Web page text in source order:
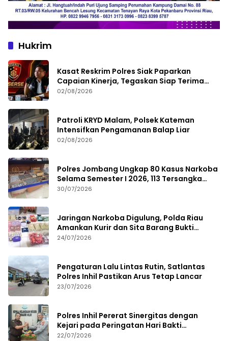
Hukrim
Kasat Reskrim Polres Siak Paparkan
Capaian Kinerja, Tegaskan Siap Terima
Kritik dan Evaluasi
02/08/2026
Patroli KRYD Malam, Polsek Kateman
Intensifkan Pengamanan Balap Liar
02/08/2026
Polres Jombang Ungkap 80 Kasus Narkoba
Selama Semester I 2026, 113 Tersangka
Diamankan
30/07/2026
Jaringan Narkoba Digulung, Polda Riau
Amankan Kurir dan Sita Barang Bukti
Bernilai Fantastis
24/07/2026
Pengaturan Lalu Lintas Rutin, Satlantas
Polres Inhil Pastikan Arus Tetap Lancar
23/07/2026
Polres Inhil Pererat Sinergitas dengan
Kejari pada Peringatan Hari Bakti
Adhyaksa ke-66
22/07/2026